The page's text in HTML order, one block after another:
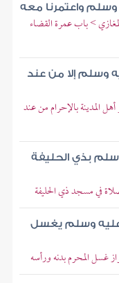
وسلم واعتمرنا معه
> باب عمرة القضاء
وسلم إلا من عند
المدينة بالإحرام من عند
بذي الحليفة
في مسجد ذي الحليفة
عليه وسلم يغسل
المحرم بدنه ورأسه